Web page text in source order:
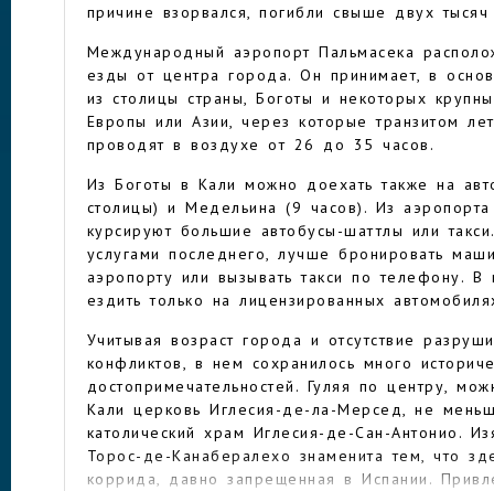
причине взорвался, погибли свыше двух
Международный аэропорт Пальмасека
езды от центра города. Он принимает, в
из столицы страны, Боготы и некоторых
Европы или Азии, через которые транзитом
проводят в воздухе от 26 до 35 часов.
Из Боготы в Кали можно доехать также на
столицы) и Медельина (9 часов). Из
курсируют большие автобусы-шаттлы или
услугами последнего, лучше бронировать
аэропорту или вызывать такси по телефону.
ездить только на лицензированных
Учитывая возраст города и отсутствие
конфликтов, в нем сохранилось много
достопримечательностей. Гуляя по центру,
Кали церковь Иглесия-де-ла-Мерсед, не
католический храм Иглесия-де-Сан-Антонио.
Торос-де-Канабералехо знаменита тем, что
коррида, давно запрещенная в Испании.